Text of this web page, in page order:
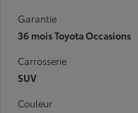
Garantie
36 mois Toyota Occasions
Carrosserie
SUV
Couleur